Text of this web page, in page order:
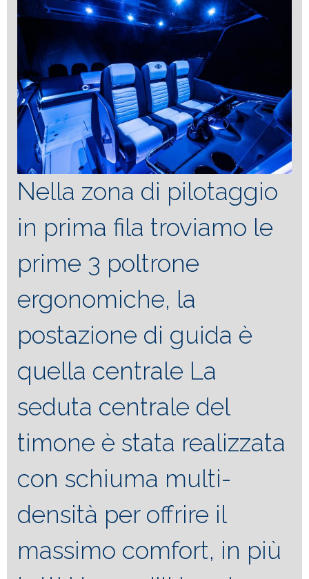
Nella zona di pilotaggio
in prima fila troviamo le
prime 3 poltrone
ergonomiche, la
postazione di guida è
quella centrale La
seduta centrale del
timone è stata realizzata
con schiuma multi-
densità per offrire il
massimo comfort, in più